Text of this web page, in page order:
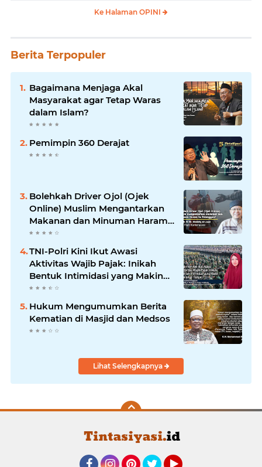
Ke Halaman OPINI
Berita Terpopuler
Bagaimana Menjaga Akal
Masyarakat agar Tetap Waras
dalam Islam?
Pemimpin 360 Derajat
Bolehkah Driver Ojol (Ojek
Online) Muslim Mengantarkan
Makanan dan Minuman Haram
ke Pelanggan?
TNI-Polri Kini Ikut Awasi
Aktivitas Wajib Pajak: Inikah
Bentuk Intimidasi yang Makin
Menekan Rakyat?
Hukum Mengumumkan Berita
Kematian di Masjid dan Medsos
Lihat Selengkapnya